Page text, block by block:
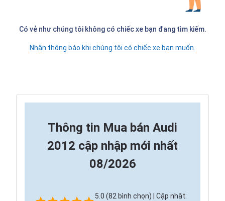
Có vẻ như chúng tôi không có chiếc xe bạn đang tìm kiếm.
Nhận thông báo khi chúng tôi có chiếc xe bạn muốn.
Thông tin Mua bán Audi
2012 cập nhập mới nhất
08/2026
5.0 (82 bình chọn) | Cập nhật: